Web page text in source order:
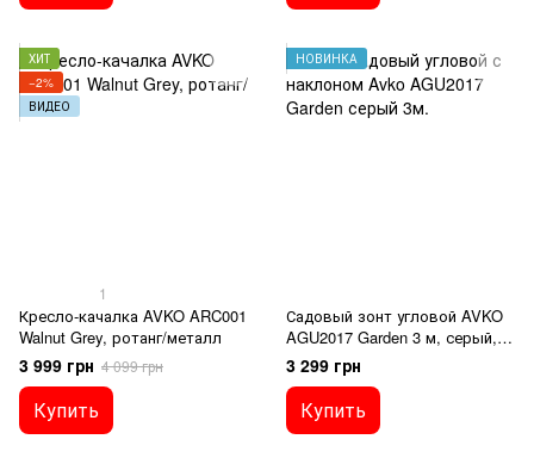
ХИТ
−2%
ВИДЕО
1
Кресло-качалка AVKO ARC001
Walnut Grey, ротанг/металл
3 999 грн 4 099 грн
Купить
НОВИНКА
Садовый зонт угловой AVKO
AGU2017 Garden 3 м, серый, с
наклоном
3 299 грн
Купить